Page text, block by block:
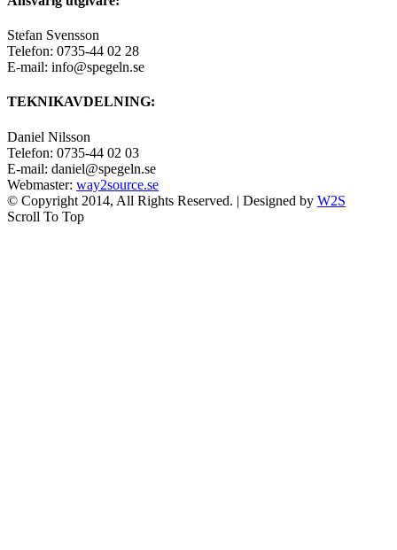
Stefan Svensson
Telefon: 0735-44 02 28
E-mail: info@spegeln.se
TEKNIKAVDELNING:
Daniel Nilsson
Telefon: 0735-44 02 03
E-mail: daniel@spegeln.se
Webmaster: way2source.se
© Copyright 2014, All Rights Reserved. | Designed by W2S
Scroll To Top